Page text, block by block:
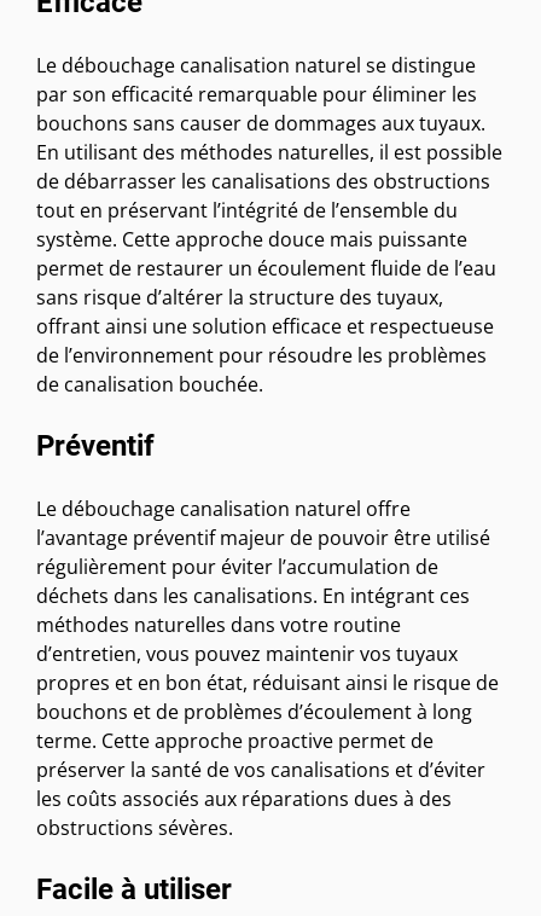
Le débouchage canalisation naturel se distingue
par son efficacité remarquable pour éliminer les
bouchons sans causer de dommages aux tuyaux.
En utilisant des méthodes naturelles, il est possible
de débarrasser les canalisations des obstructions
tout en préservant l’intégrité de l’ensemble du
système. Cette approche douce mais puissante
permet de restaurer un écoulement fluide de l’eau
sans risque d’altérer la structure des tuyaux,
offrant ainsi une solution efficace et respectueuse
de l’environnement pour résoudre les problèmes
de canalisation bouchée.
Préventif
Le débouchage canalisation naturel offre
l’avantage préventif majeur de pouvoir être utilisé
régulièrement pour éviter l’accumulation de
déchets dans les canalisations. En intégrant ces
méthodes naturelles dans votre routine
d’entretien, vous pouvez maintenir vos tuyaux
propres et en bon état, réduisant ainsi le risque de
bouchons et de problèmes d’écoulement à long
terme. Cette approche proactive permet de
préserver la santé de vos canalisations et d’éviter
les coûts associés aux réparations dues à des
obstructions sévères.
Facile à utiliser